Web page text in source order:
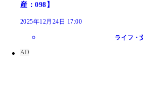
産：098】
2025年12月24日 17:00
ライフ・